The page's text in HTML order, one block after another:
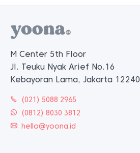
M Center 5th Floor
Jl. Teuku Nyak Arief No.16
Kebayoran Lama, Jakarta 12240
(021) 5088 2965
(0812) 8030 3812
hello@yoona.id